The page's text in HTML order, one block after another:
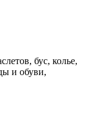
бус, колье,
и обуви,